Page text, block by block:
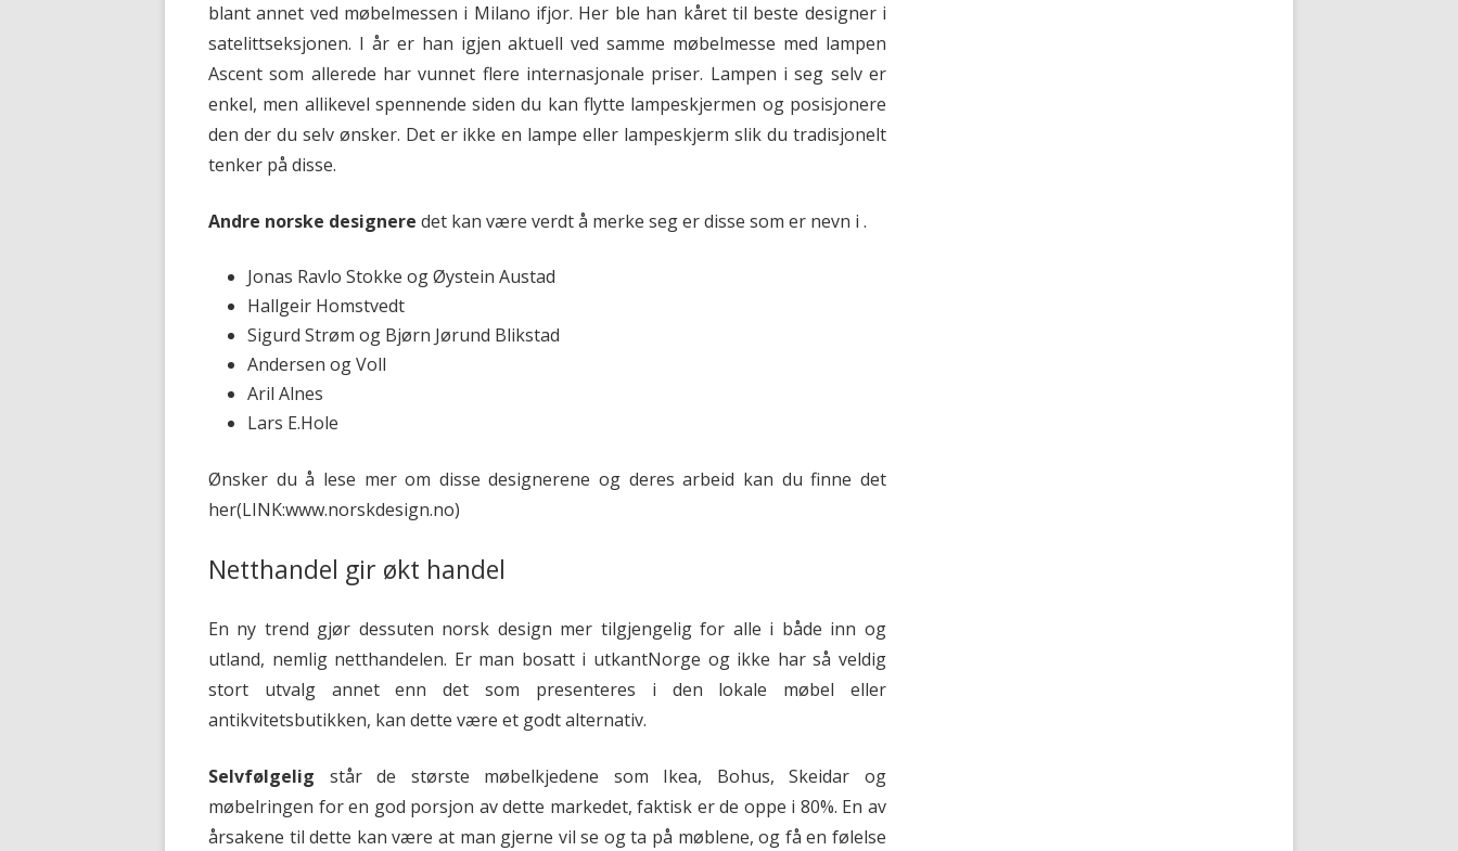
blant annet ved møbelmessen i Milano ifjor. Her ble han kåret til beste designer i
satelittseksjonen. I år er han igjen aktuell ved samme møbelmesse med lampen
Ascent som allerede har vunnet flere internasjonale priser. Lampen i seg selv er
enkel, men allikevel spennende siden du kan flytte lampeskjermen og posisjonere
den der du selv ønsker. Det er ikke en lampe eller lampeskjerm slik du tradisjonelt
tenker på disse.
Andre norske designere det kan være verdt å merke seg er disse som er nevn i .
Jonas Ravlo Stokke og Øystein Austad
Hallgeir Homstvedt
Sigurd Strøm og Bjørn Jørund Blikstad
Andersen og Voll
Aril Alnes
Lars E.Hole
Ønsker du å lese mer om disse designerene og deres arbeid kan du finne det
her(LINK:www.norskdesign.no)
Netthandel gir økt handel
En ny trend gjør dessuten norsk design mer tilgjengelig for alle i både inn og
utland, nemlig netthandelen. Er man bosatt i utkantNorge og ikke har så veldig
stort utvalg annet enn det som presenteres i den lokale møbel eller
antikvitetsbutikken, kan dette være et godt alternativ.
Selvfølgelig står de største møbelkjedene som Ikea, Bohus, Skeidar og
møbelringen for en god porsjon av dette markedet, faktisk er de oppe i 80%. En av
årsakene til dette kan være at man gjerne vil se og ta på møblene, og få en følelse